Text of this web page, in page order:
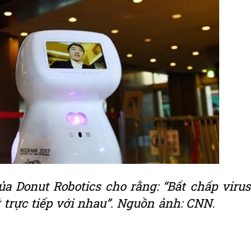
Donut Robotics cho rằng: “Bất chấp virus
tiếp với nhau”. Nguồn ảnh: CNN.